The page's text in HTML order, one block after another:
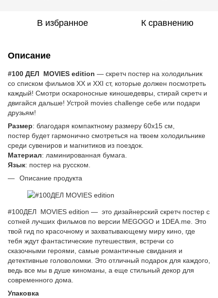
В избранное К сравнению
Описание
#100 ДЕЛ MOVIES edition — скретч постер на холодильник
со списком фильмов XX и XXI ст, которые должен посмотреть
каждый! Смотри оскароносные киношедевры, стирай скретч и
двигайся дальше! Устрой movies challenge себе или подари
друзьям!
Размер: благодаря компактному размеру 60х15 см,
постер будет гармонично смотреться на твоем холодильнике
среди сувениров и магнитиков из поездок.
Материал: ламинированная бумага.
Язык: постер на русском.
Описание продукта
#100ДЕЛ MOVIES edition — это дизайнерский скретч постер с
сотней лучших фильмов по версии MEGOGO и 1DEA.me. Это
твой гид по красочному и захватывающему миру кино, где
тебя ждут фантастические путешествия, встречи со
сказочными героями, самые романтичные свидания и
детективные головоломки. Это отличный подарок для каждого,
ведь все мы в душе киноманы, а еще стильный декор для
современного дома.
Упаковка